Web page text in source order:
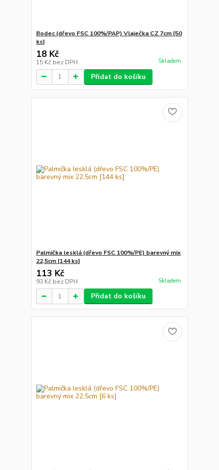
Bodec (dřevo FSC 100%/PAP) Vlaječka CZ 7cm [50
ks]
18 Kč
15 Kč bez DPH Skladem
Přidat do košíku
Palmička lesklá (dřevo FSC 100%/PE) barevný mix
22,5cm [144 ks]
113 Kč
93 Kč bez DPH Skladem
Přidat do košíku